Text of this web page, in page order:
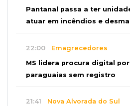
Pantanal passa a ter
atuar em incêndios e
22:00 Emagrecedores
MS lidera procura digital
paraguaias sem registro
21:41 Nova Alvorada do Sul